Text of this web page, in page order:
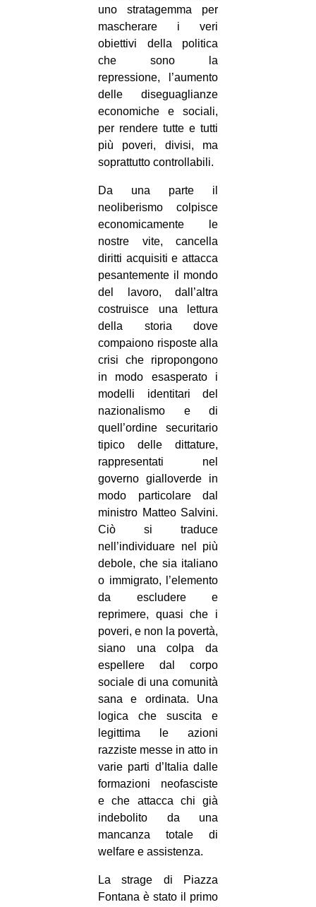
uno stratagemma per
mascherare i veri
obiettivi della politica
che sono la
repressione, l’aumento
delle diseguaglianze
economiche e sociali,
per rendere tutte e tutti
più poveri, divisi, ma
soprattutto controllabili.
Da una parte il
neoliberismo colpisce
economicamente le
nostre vite, cancella
diritti acquisiti e attacca
pesantemente il mondo
del lavoro, dall’altra
costruisce una lettura
della storia dove
compaiono risposte alla
crisi che ripropongono
in modo esasperato i
modelli identitari del
nazionalismo e di
quell’ordine securitario
tipico delle dittature,
rappresentati nel
governo gialloverde in
modo particolare dal
ministro Matteo Salvini.
Ciò si traduce
nell’individuare nel più
debole, che sia italiano
o immigrato, l’elemento
da escludere e
reprimere, quasi che i
poveri, e non la povertà,
siano una colpa da
espellere dal corpo
sociale di una comunità
sana e ordinata. Una
logica che suscita e
legittima le azioni
razziste messe in atto in
varie parti d’Italia dalle
formazioni neofasciste
e che attacca chi già
indebolito da una
mancanza totale di
welfare e assistenza.
La strage di Piazza
Fontana è stato il primo